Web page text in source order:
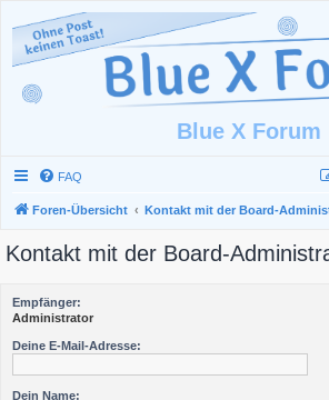
Blue X Forum
FAQ
Foren-Übersicht Kontakt mit der Board-
Kontakt mit der Board-
Empfänger:
Administrator
Deine E-Mail-Adresse:
Dein Name: